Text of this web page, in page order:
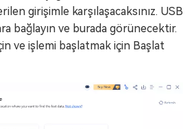
girişimle karşılaşacaksınız. USB
bağlayın ve burada görünecektir.
ve işlemi başlatmak için Başlat